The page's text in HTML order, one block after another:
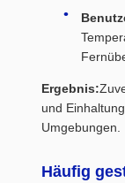
Ergebnis:
und
Umgebungen.
Häufig